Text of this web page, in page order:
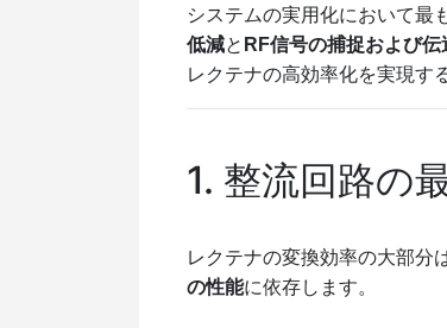
システムの実用化において最
低減と RF信号の捕捉および
レクテナの高効率化を実現す
1. 整流回路の
レクテナの変換効率の大部分
の性能に依存します。